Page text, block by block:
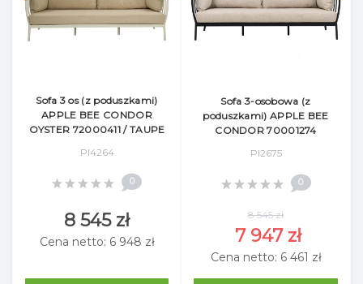
Sofa 3 os (z poduszkami)
APPLE BEE CONDOR
OYSTER 72000411 / TAUPE
Pl4264
0
8 545 zł
Cena netto: 6 948 zł
Sofa 3-osobowa (z
poduszkami) APPLE BEE
CONDOR 70001274
Pl2675
0
8 545 zł
7 947 zł
Cena netto: 6 461 zł